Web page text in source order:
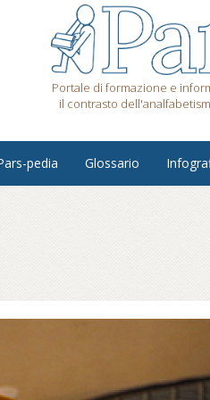
Portale di formazione e
il contrasto
pedia Glossario